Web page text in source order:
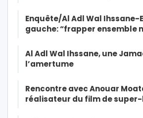
Enquête/Al Adl Wal Ihssane-
gauche: “frapper ensemble
Al Adl Wal Ihssane, une
l’amertume
Rencontre avec Anouar
réalisateur du film de